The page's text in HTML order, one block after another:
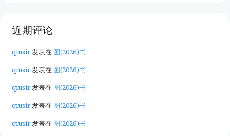
近期评论
qiusir发表在 图(2026)书
qiusir发表在 图(2026)书
qiusir发表在 图(2026)书
qiusir发表在 图(2026)书
qiusir发表在 图(2026)书